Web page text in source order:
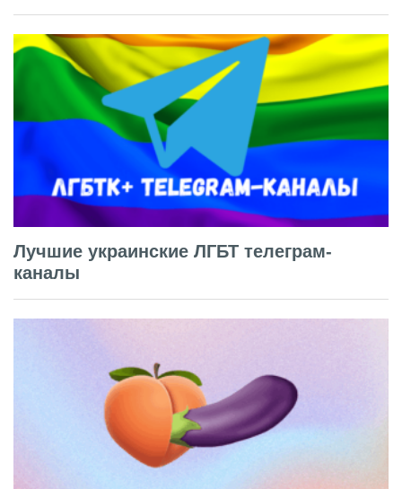
Лучшие украинские ЛГБТ телеграм-
каналы